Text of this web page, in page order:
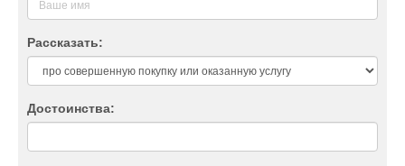
Рассказать:
Достоинства: